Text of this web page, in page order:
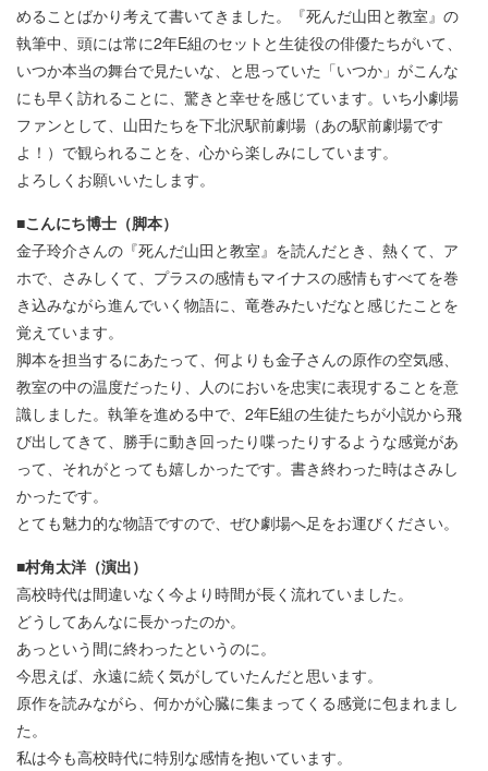
めることばかり考えて書いてきました。『死んだ山田と教室』の
執筆中、頭には常に2年E組のセットと生徒役の俳優たちがいて、
いつか本当の舞台で見たいな、と思っていた「いつか」がこんな
にも早く訪れることに、驚きと幸せを感じています。いち小劇場
ファンとして、山田たちを下北沢駅前劇場（あの駅前劇場です
よ！）で観られることを、心から楽しみにしています。
よろしくお願いいたします。
■こんにち博士（脚本）
金子玲介さんの『死んだ山田と教室』を読んだとき、熱くて、ア
ホで、さみしくて、プラスの感情もマイナスの感情もすべてを巻
き込みながら進んでいく物語に、竜巻みたいだなと感じたことを
覚えています。
脚本を担当するにあたって、何よりも金子さんの原作の空気感、
教室の中の温度だったり、人のにおいを忠実に表現することを意
識しました。執筆を進める中で、2年E組の生徒たちが小説から飛
び出してきて、勝手に動き回ったり喋ったりするような感覚があ
って、それがとっても嬉しかったです。書き終わった時はさみし
かったです。
とても魅力的な物語ですので、ぜひ劇場へ足をお運びください。
■村角太洋（演出）
高校時代は間違いなく今より時間が長く流れていました。
どうしてあんなに長かったのか。
あっという間に終わったというのに。
今思えば、永遠に続く気がしていたんだと思います。
原作を読みながら、何かが心臓に集まってくる感覚に包まれまし
た。
私は今も高校時代に特別な感情を抱いています。